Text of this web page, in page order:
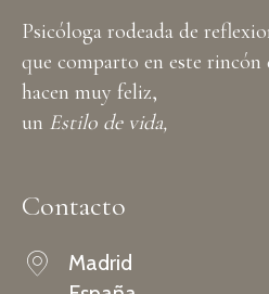
Psicóloga rodeada de
que comparto en este
hacen muy feliz,
un Estilo de vida,
Contacto
Madrid